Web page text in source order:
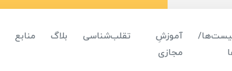
آموزشِ
مجازی
تقلب‌شناسی بلاگ منابع